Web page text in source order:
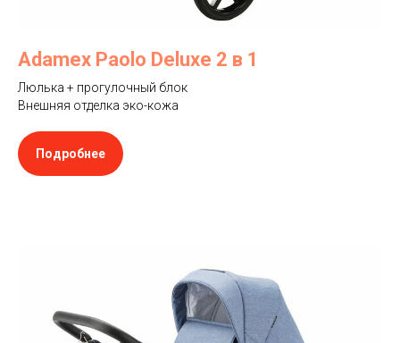
Adamex Paolo Deluxe 2 в 1
Люлька + прогулочный блок
Внешняя отделка эко-кожа
Подробнее